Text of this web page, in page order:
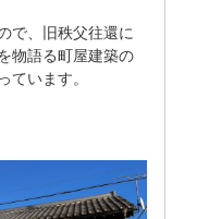
で、旧秩父往還に
物語る町屋建築の
います。